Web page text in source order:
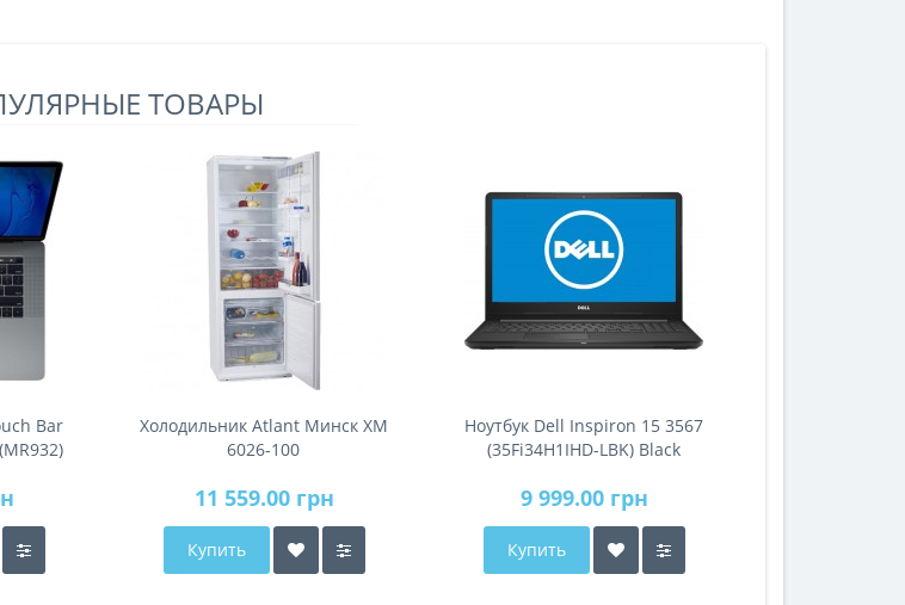
ТОВАРЫ
Bar
Холодильник Atlant Минск ХМ
6026-100
11 559.00 грн
Купить
Ноутбук Dell Inspiron 15 3567
(35Fi34H1IHD-LBK) Black
9 999.00 грн
Купить